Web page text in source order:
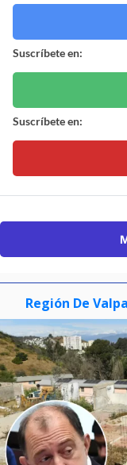
Suscríbete en:
Suscríbete en:
Región De